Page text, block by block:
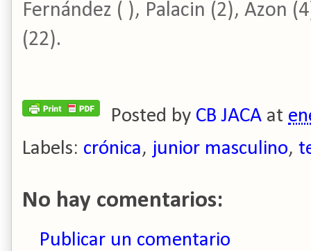
Fernández ( ), Palacin (2), Azon
(22).
Posted by CB JACA at
Labels: crónica, junior masculino,
No hay comentarios:
Publicar un comentario